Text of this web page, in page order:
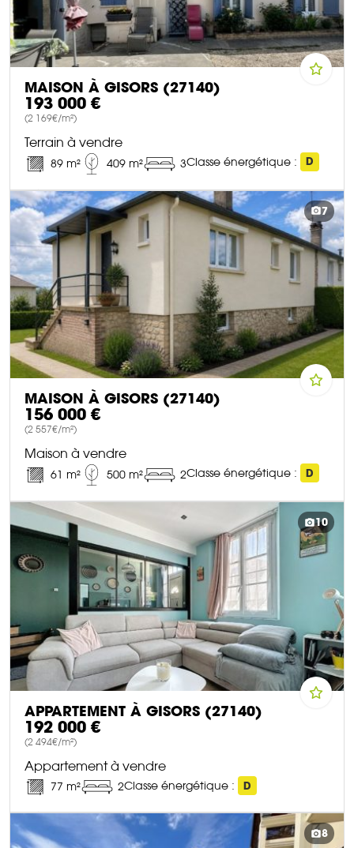
MAISON À GISORS (27140)
193 000 €
(2 169€/m²)
Terrain à vendre
89 m² 409 m² 3Classe énergétique : D
DÉCOUVRIR CE BIEN
7
MAISON À GISORS (27140)
156 000 €
(2 557€/m²)
Maison à vendre
61 m² 500 m² 2Classe énergétique : D
DÉCOUVRIR CE BIEN
10
APPARTEMENT À GISORS (27140)
192 000 €
(2 494€/m²)
Appartement à vendre
77 m² 2Classe énergétique : D
DÉCOUVRIR CE BIEN
8